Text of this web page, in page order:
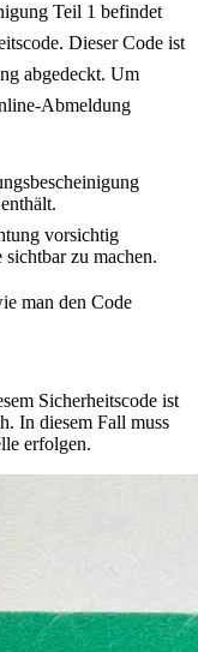
Teil 1 befindet
Dieser Code ist
abgedeckt. Um
Abmeldung
vorsichtig
zu machen.
man den Code
Sicherheitscode ist
In diesem Fall muss
erfolgen.